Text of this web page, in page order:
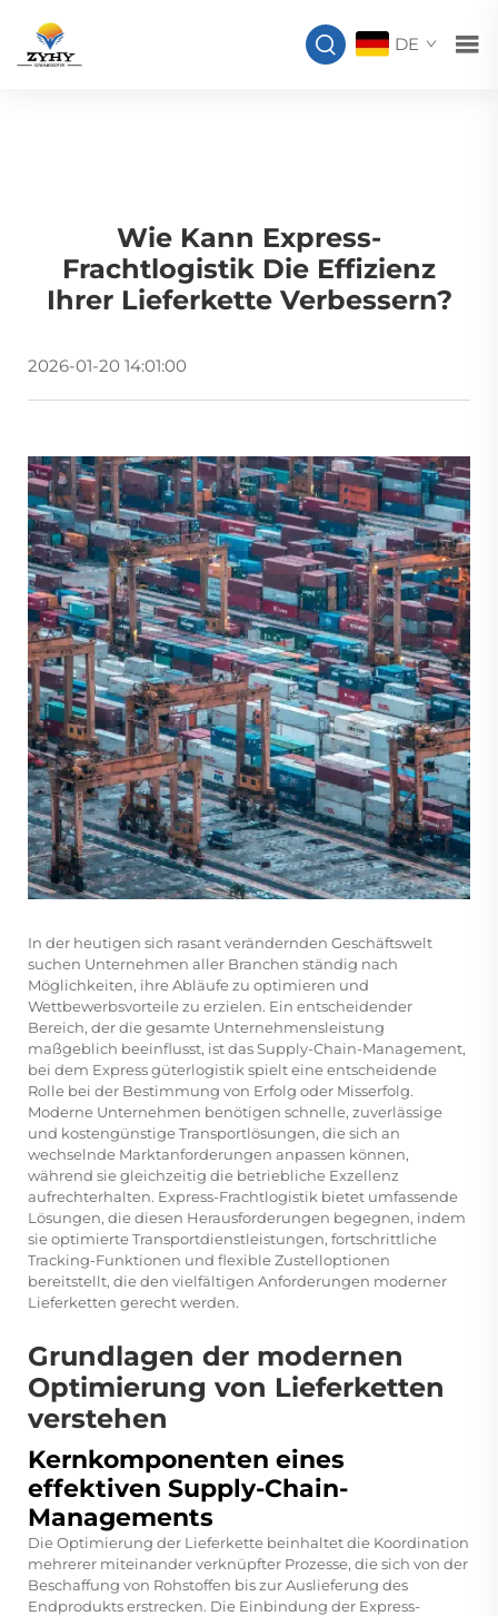
DE
Wie Kann Express-
Frachtlogistik Die Effizienz
Ihrer Lieferkette Verbessern?
2026-01-20 14:01:00
In der heutigen sich rasant verändernden Geschäftswelt
suchen Unternehmen aller Branchen ständig nach
Möglichkeiten, ihre Abläufe zu optimieren und
Wettbewerbsvorteile zu erzielen. Ein entscheidender
Bereich, der die gesamte Unternehmensleistung
maßgeblich beeinflusst, ist das Supply-Chain-Management,
bei dem Expressgüterlogistik spielt eine entscheidende
Rolle bei der Bestimmung von Erfolg oder Misserfolg.
Moderne Unternehmen benötigen schnelle, zuverlässige
und kostengünstige Transportlösungen, die sich an
wechselnde Marktanforderungen anpassen können,
während sie gleichzeitig die betriebliche Exzellenz
aufrechterhalten. Express-Frachtlogistik bietet umfassende
Lösungen, die diesen Herausforderungen begegnen, indem
sie optimierte Transportdienstleistungen, fortschrittliche
Tracking-Funktionen und flexible Zustelloptionen
bereitstellt, die den vielfältigen Anforderungen moderner
Lieferketten gerecht werden.
Grundlagen der modernen
Optimierung von Lieferketten
verstehen
Kernkomponenten eines
effektiven Supply-Chain-
Managements
Die Optimierung der Lieferkette beinhaltet die Koordination
mehrerer miteinander verknüpfter Prozesse, die sich von der
Beschaffung von Rohstoffen bis zur Auslieferung des
Endprodukts erstrecken. Die Einbindung der Express-